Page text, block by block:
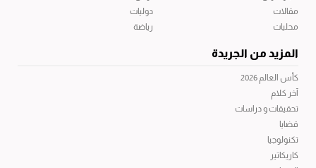
مقالات
محليات
دوليات
رياضة
المزيد من الجريدة
كأس العالم 2026
آخر كلام
تحقيقات و دراسات
قضايا
تكنولوجيا
كاريكاتير